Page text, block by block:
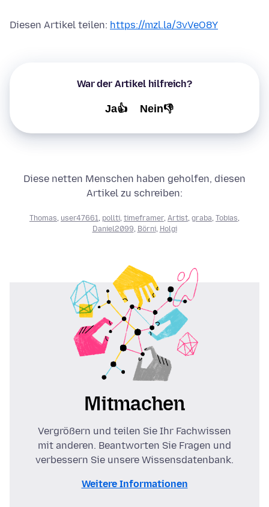
Diesen Artikel teilen: https://mzl.la/3vVeO8Y
War der Artikel hilfreich?
Ja👍 Nein👎
Diese netten Menschen haben geholfen, diesen
Artikel zu schreiben:
Thomas user47661 pollti timeframer, Artist graba Tobias
Daniel2099 Börni, Holgi
Mitmachen
Vergrößern und teilen Sie Ihr Fachwissen
mit anderen. Beantworten Sie Fragen und
verbessern Sie unsere Wissensdatenbank.
Weitere Informationen